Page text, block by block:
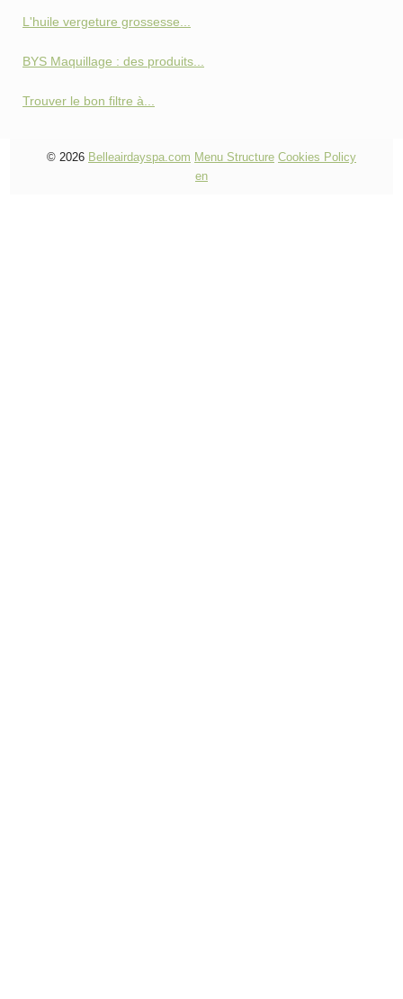
L'huile vergeture grossesse...
BYS Maquillage : des produits...
Trouver le bon filtre à...
© 2026 Belleairdayspa.com Menu Structure Cookies Policy
en